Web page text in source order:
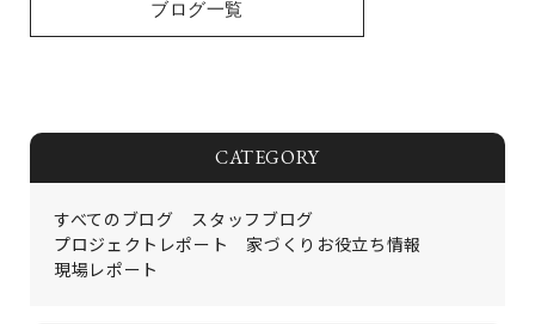
ブログ一覧
CATEGORY
すべてのブログ
スタッフブログ
プロジェクトレポート
家づくりお役立ち情報
現場レポート